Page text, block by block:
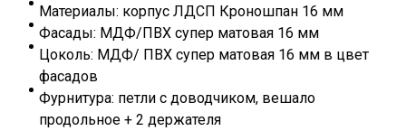
Материалы: корпус ЛДСП Кроношпан 16 мм
Фасады: МДФ/ПВХ супер матовая 16 мм
Цоколь: МДФ/ ПВХ супер матовая 16 мм в цвет
фасадов
Фурнитура: петли с доводчиком, вешало
продольное + 2 держателя